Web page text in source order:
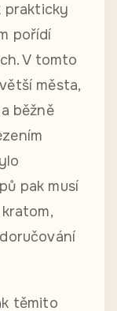
prakticky
pořídí
V tomto
města,
běžně
pak musí
těmito